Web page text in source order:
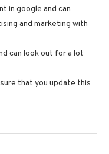
in google and can
and marketing with
can look out for a lot
that you update this